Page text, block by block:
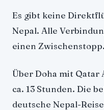
Es gibt keine
Nepal. Alle
einen
Über Doha mit Qatar
ca. 13 Stunden. Die
deutsche Nepal-